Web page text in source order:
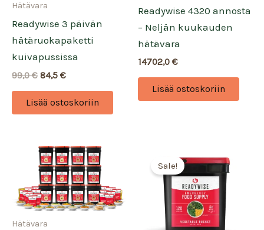
Hätävara
Readywise 3 päivän
hätäruokapaketti
kuivapussissa
99,0€ Alkuperäinen
oli:
99,0 €.
84,5 €Nykyinen
on:
84,5 €.
Lisää ostoskoriin
Readywise 4320 annosta
– Neljän kuukauden
hätävara
14702,0 €
Lisää ostoskoriin
Hätävara
Sale!